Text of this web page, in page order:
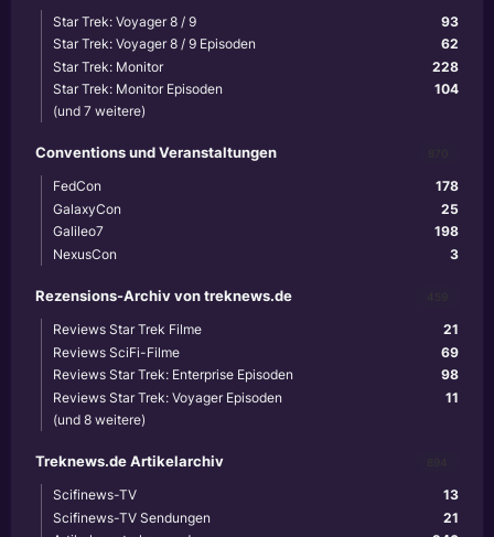
93
Star Trek: Voyager 8 / 9
62
Star Trek: Voyager 8 / 9 Episoden
228
Star Trek: Monitor
104
Star Trek: Monitor Episoden
(und 7 weitere)
Conventions und Veranstaltungen
178
FedCon
25
GalaxyCon
198
Galileo7
3
NexusCon
Rezensions-Archiv von treknews.de
21
Reviews Star Trek Filme
69
Reviews SciFi-Filme
98
Reviews Star Trek: Enterprise Episoden
11
Reviews Star Trek: Voyager Episoden
(und 8 weitere)
Treknews.de Artikelarchiv
13
Scifinews-TV
21
Scifinews-TV Sendungen